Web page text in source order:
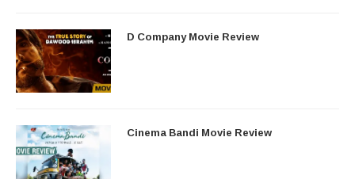
D Company Movie Review
Cinema Bandi Movie Review